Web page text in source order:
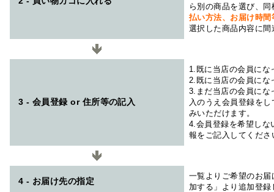
ら別の商品を選び、
払い方法、お届け時
選択した商品内容に
3 - 会員登録 or 住所等の記入
1.既に当店の会員にな
2.既に当店の会員にな
3.まだ当店の会員にな
入のうえ会員登録を
みいただけます。
4.会員登録を希望しな
報をご記入してくださ
4 - お届け先の指定
一覧よりご希望のお
加する」より追加登